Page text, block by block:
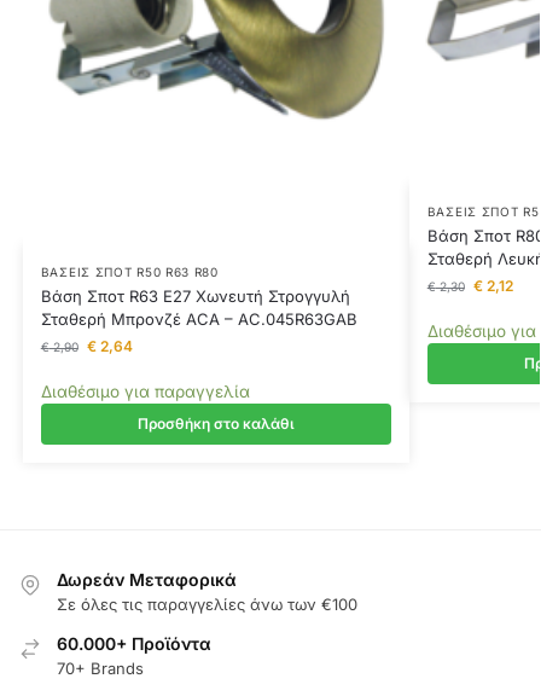
ΒΆΣΕΙΣ ΣΠΟΤ R50 R63 R80
Βάση Σποτ R63 E27 Χωνευτή Στρογγυλή
Σταθερή Μπρονζέ ACA – AC.045R63GAB
€2,90 €2,64
Διαθέσιμο για παραγγελία
Προσθήκη στο καλάθι
ΒΆΣΕΙΣ ΣΠΟΤ
Βάση Σποτ
Σταθερή
€2,30 €2,12
Διαθέσιμο
Δωρεάν Μεταφορικά
Σε όλες τις παραγγελίες άνω των €100
60.000+ Προϊόντα
70+ Brands